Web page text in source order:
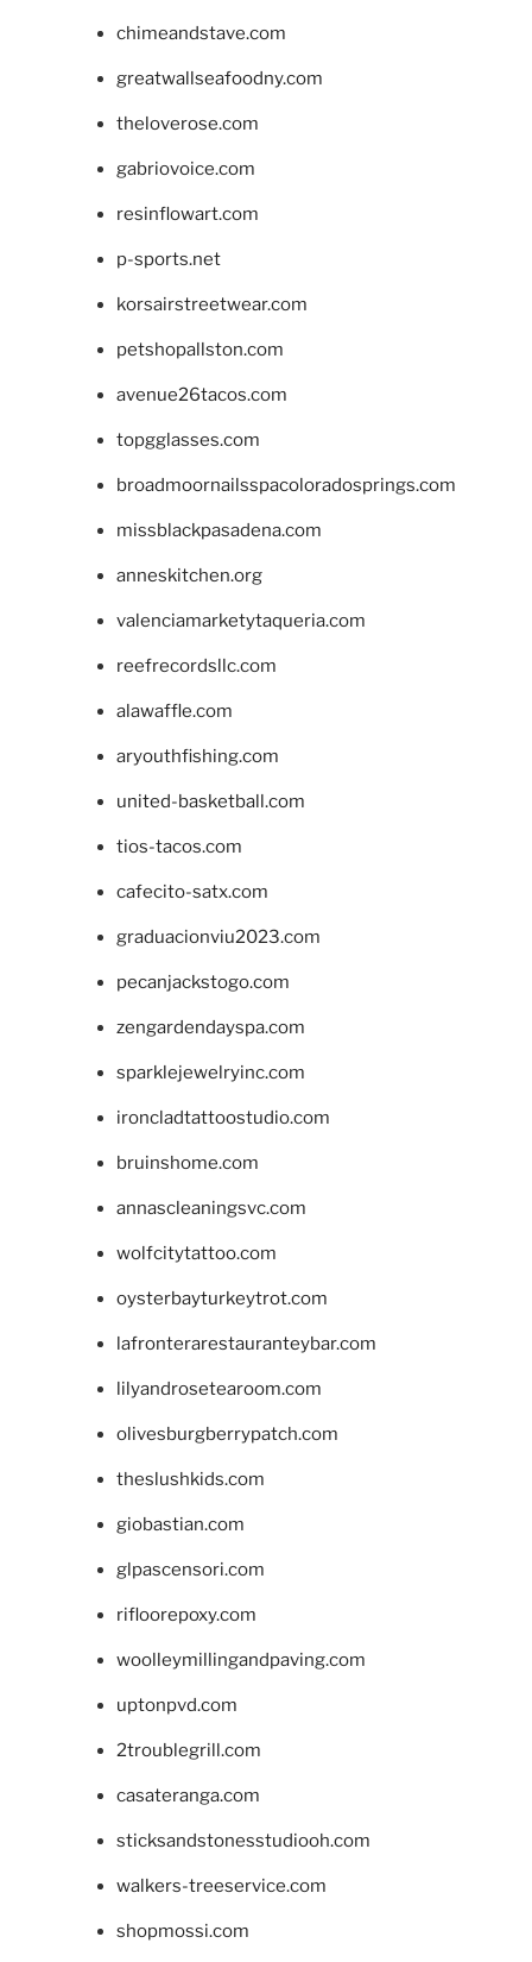
chimeandstave.com
greatwallseafoodny.com
theloverose.com
gabriovoice.com
resinflowart.com
p-sports.net
korsairstreetwear.com
petshopallston.com
avenue26tacos.com
topgglasses.com
broadmoornailsspacoloradosprings.com
missblackpasadena.com
anneskitchen.org
valenciamarketytaqueria.com
reefrecordsllc.com
alawaffle.com
aryouthfishing.com
united-basketball.com
tios-tacos.com
cafecito-satx.com
graduacionviu2023.com
pecanjackstogo.com
zengardendayspa.com
sparklejewelryinc.com
ironcladtattoostudio.com
bruinshome.com
annascleaningsvc.com
wolfcitytattoo.com
oysterbayturkeytrot.com
lafronterarestauranteybar.com
lilyandrosetearoom.com
olivesburgberrypatch.com
theslushkids.com
giobastian.com
glpascensori.com
rifloorepoxy.com
woolleymillingandpaving.com
uptonpvd.com
2troublegrill.com
casateranga.com
sticksandstonesstudiooh.com
walkers-treeservice.com
shopmossi.com